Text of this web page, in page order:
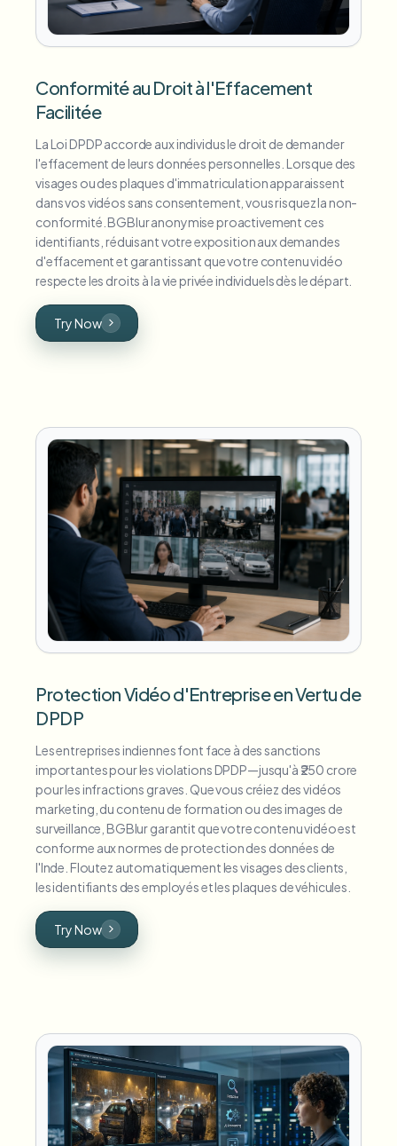
Conformité au Droit à l'Effacement
Facilitée
La Loi DPDP accorde aux individus le droit de demander
l'effacement de leurs données personnelles. Lorsque des
visages ou des plaques d'immatriculation apparaissent
dans vos vidéos sans consentement, vous risquez la non-
conformité. BGBlur anonymise proactivement ces
identifiants, réduisant votre exposition aux demandes
d'effacement et garantissant que votre contenu vidéo
respecte les droits à la vie privée individuels dès le départ.
Try Now
Protection Vidéo d'Entreprise en Vertu de
DPDP
Les entreprises indiennes font face à des sanctions
importantes pour les violations DPDP—jusqu'à ₹250 crore
pour les infractions graves. Que vous créiez des vidéos
marketing, du contenu de formation ou des images de
surveillance, BGBlur garantit que votre contenu vidéo est
conforme aux normes de protection des données de
l'Inde. Floutez automatiquement les visages des clients,
les identifiants des employés et les plaques de véhicules.
Try Now